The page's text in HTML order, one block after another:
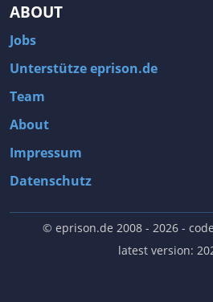
ABOUT
Jobs
Unterstütze eprison.de
Team
About
Impressum
Datenschutz
© eprison.de 2008 - 2026-
latest version: